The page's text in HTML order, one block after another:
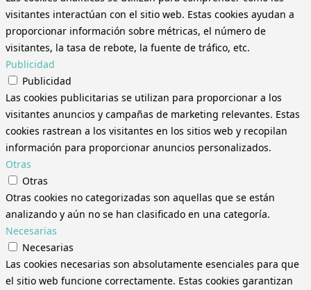
visitantes interactúan con el sitio web. Estas cookies ayudan a
proporcionar información sobre métricas, el número de
visitantes, la tasa de rebote, la fuente de tráfico, etc.
Publicidad
Publicidad
Las cookies publicitarias se utilizan para proporcionar a los
visitantes anuncios y campañas de marketing relevantes. Estas
cookies rastrean a los visitantes en los sitios web y recopilan
información para proporcionar anuncios personalizados.
Otras
Otras
Otras cookies no categorizadas son aquellas que se están
analizando y aún no se han clasificado en una categoría.
Necesarias
Necesarias
Las cookies necesarias son absolutamente esenciales para que
el sitio web funcione correctamente. Estas cookies garantizan